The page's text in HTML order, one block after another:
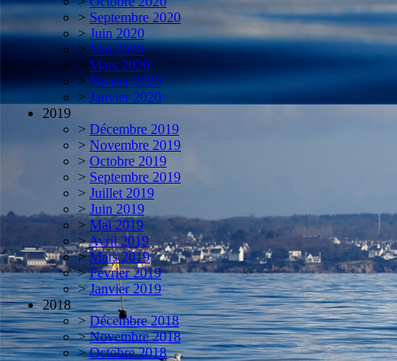
> Septembre 2020
> Juin 2020
> Mai 2020
> Mars 2020
> Février 2020
> Janvier 2020
2019
> Décembre 2019
> Novembre 2019
> Octobre 2019
> Septembre 2019
> Juillet 2019
> Juin 2019
> Mai 2019
>Avril 2019
> Mars 2019
> Février 2019
> Janvier 2019
2018
> Décembre 2018
> Novembre 2018
> Octobre 2018